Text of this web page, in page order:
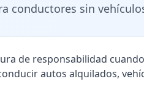
conductores sin
de responsabilidad
autos alquilados,